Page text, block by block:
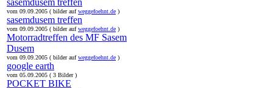
sasemdusem treffen
vom 09.09.2005 ( bilder aufweggefoehnt.de )
sasemdusem treffen
vom 09.09.2005 ( bilder aufweggefoehnt.de )
Motorradtreffen des MF Sasem
Dusem
vom 09.09.2005 ( bilder aufweggefoehnt.de )
google earth
vom 05.09.2005 ( 3 Bilder )
POCKET BIKE